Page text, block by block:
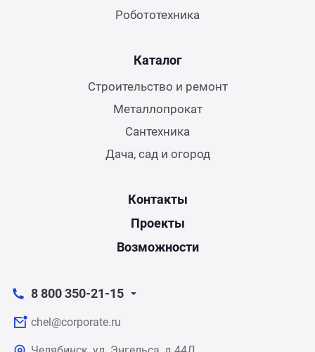
Робототехника
Каталог
Строительство и ремонт
Металлопрокат
Сантехника
Дача, сад и огород
Контакты
Проекты
Возможности
8 800 350-21-15
chel@corporate.ru